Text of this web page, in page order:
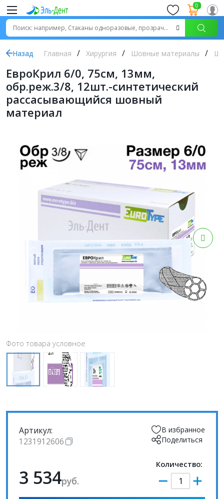
0
Назад Главная Хирургия Шовные материалы
ЕвроКрил 6/0, 75см, 13мм,
обр.реж.3/8, 12шт.-синтетический
рассасывающийся шовный
материал
Фото товара условное
Артикул:
1231912606
В избранное
Поделиться
3 534руб.
Количество: